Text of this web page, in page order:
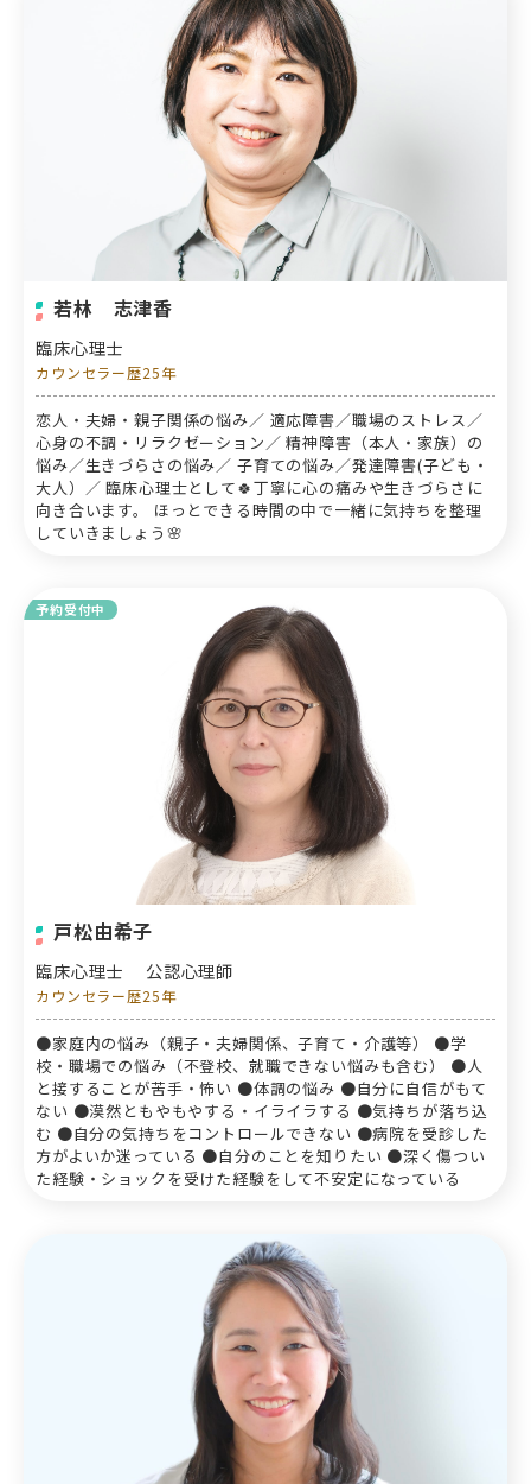
若林 志津香
臨床心理士
カウンセラー歴25年
恋人・夫婦・親子関係の悩み／ 適応障害／職場のストレス／
心身の不調・リラクゼーション／ 精神障害（本人・家族）の
悩み／生きづらさの悩み／ 子育ての悩み／発達障害(子ども・
大人）／ 臨床心理士として🍀丁寧に心の痛みや生きづらさに
向き合います。 ほっとできる時間の中で一緒に気持ちを整理
していきましょう🌸
予約受付中
戸松由希子
臨床心理士 公認心理師
カウンセラー歴25年
●家庭内の悩み（親子・夫婦関係、子育て・介護等） ●学
校・職場での悩み（不登校、就職できない悩みも含む） ●人
と接することが苦手・怖い ●体調の悩み ●自分に自信がもて
ない ●漠然ともやもやする・イライラする ●気持ちが落ち込
む ●自分の気持ちをコントロールできない ●病院を受診した
方がよいか迷っている ●自分のことを知りたい ●深く傷つい
た経験・ショックを受けた経験をして不安定になっている